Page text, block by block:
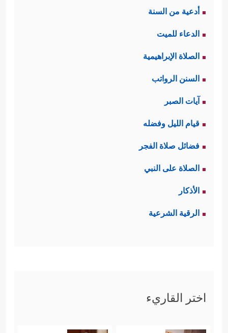
أدعية من السنة
الدعاء للميت
الصلاة الإبراهيمية
السنن الرواتب
آيات الصبر
قيام الليل وفضله
فضائل صلاة الفجر
الصلاة على النبي
الأذكار
الرقية الشرعية
اختر القاريء